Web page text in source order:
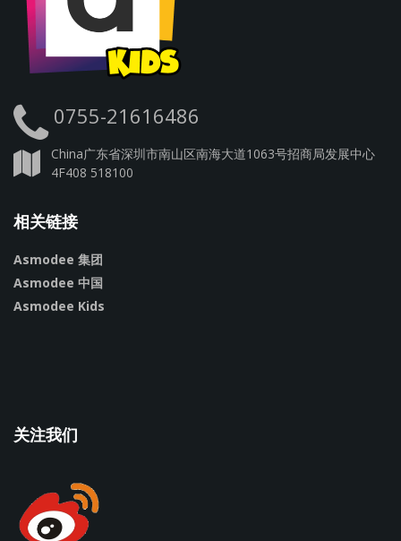
0755-21616486
China广东省深圳市南山区南海大道1063号招商局发展中心
4F408 518100
相关链接
Asmodee 集团
Asmodee 中国
Asmodee Kids
关注我们